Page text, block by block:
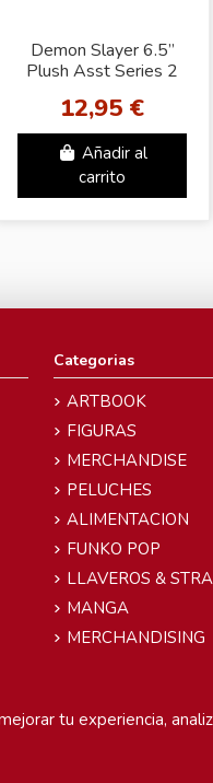
Demon Slayer 6.5”
Plush Asst Series 2
12,95 €
Añadir al
carrito
Categorias
ARTBOOK
FIGURAS
MERCHANDISE
PELUCHES
ALIMENTACION
FUNKO POP
LLAVEROS &
MANGA
MERCHANDISING
tu experiencia,